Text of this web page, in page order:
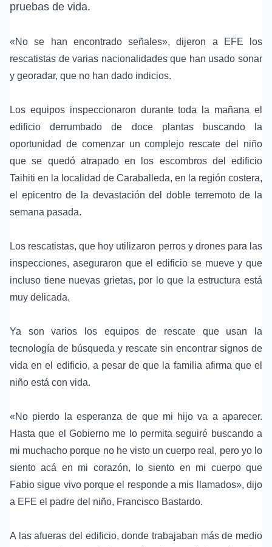
pruebas de vida.
«No se han encontrado señales», dijeron a EFE los
rescatistas de varias nacionalidades que han usado sonar
y georadar, que no han dado indicios.
Los equipos inspeccionaron durante toda la mañana el
edificio derrumbado de doce plantas buscando la
oportunidad de comenzar un complejo rescate del niño
que se quedó atrapado en los escombros del edificio
Taihiti en la localidad de Caraballeda, en la región costera,
el epicentro de la devastación del doble terremoto de la
semana pasada.
Los rescatistas, que hoy utilizaron perros y drones para las
inspecciones, aseguraron que el edificio se mueve y que
incluso tiene nuevas grietas, por lo que la estructura está
muy delicada.
Ya son varios los equipos de rescate que usan la
tecnología de búsqueda y rescate sin encontrar signos de
vida en el edificio, a pesar de que la familia afirma que el
niño está con vida.
«No pierdo la esperanza de que mi hijo va a aparecer.
Hasta que el Gobierno me lo permita seguiré buscando a
mi muchacho porque no he visto un cuerpo real, pero yo lo
siento acá en mi corazón, lo siento en mi cuerpo que
Fabio sigue vivo porque el responde a mis llamados», dijo
a EFE el padre del niño, Francisco Bastardo.
A las afueras del edificio, donde trabajaban más de medio